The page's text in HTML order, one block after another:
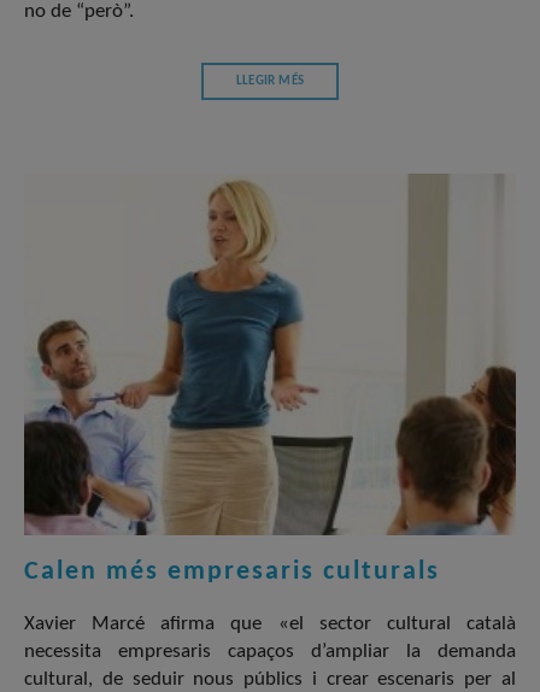
no de “però”.
LLEGIR MÉS
Calen més empresaris culturals
Xavier Marcé afirma que «el sector cultural català
necessita empresaris capaços d’ampliar la demanda
cultural, de seduir nous públics i crear escenaris per al